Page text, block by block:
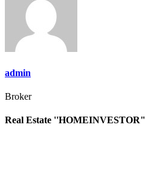
записям
admin
Broker
Real Estate ''HOMEINVESTOR"